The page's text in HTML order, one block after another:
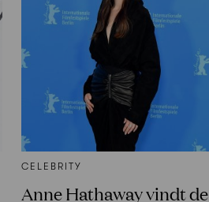
CELEBRITY
Anne Hathaway vindt de